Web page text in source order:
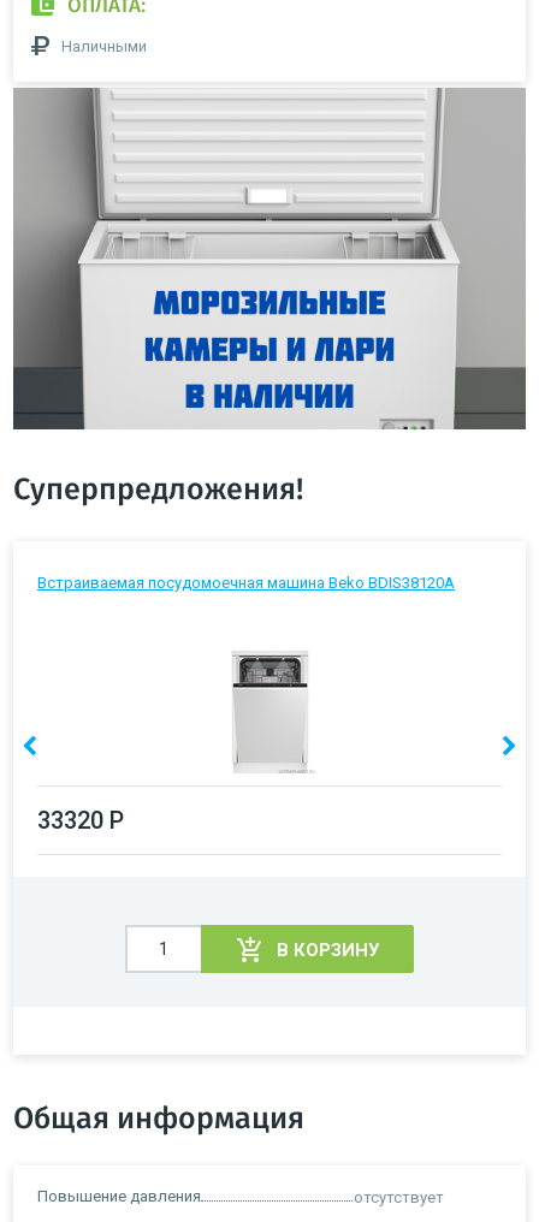
ОПЛАТА:
Наличными
Суперпредложения!
Встраиваемая посудомоечная машина Beko BDIS38120A
33320 Р
В КОРЗИНУ
Общая информация
Повышение давления отсутствует